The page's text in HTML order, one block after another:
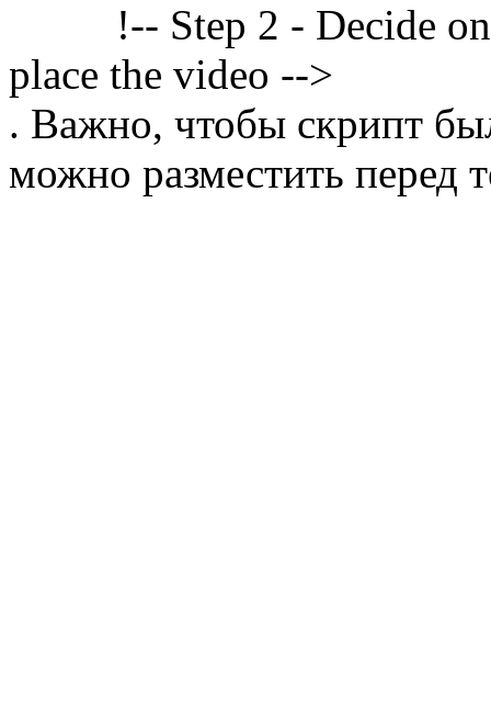
!-- Step 2 - Decide
place the video -->
. Важно, чтобы скрипт
можно разместить перед